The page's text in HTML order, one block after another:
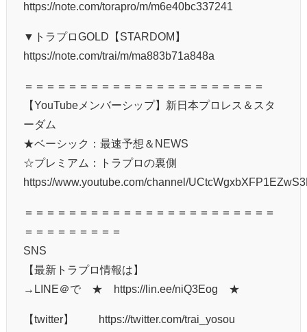
https://note.com/torapro/m/m6e40bc337241
▼トラプロGOLD【STARDOM】
https://note.com/trai/m/ma883b71a848a
＝＝＝＝＝＝＝＝＝＝＝＝＝＝＝＝＝＝＝＝＝＝
【YouTubeメンバーシップ】新日本プロレス＆スタ
ーダム
★ベーシック：最速予想＆NEWS
☆プレミアム：トラプロの裏側
https://www.youtube.com/channel/
＝＝＝＝＝＝＝＝＝＝＝＝＝＝＝＝＝＝＝＝＝＝＝
＝＝＝＝＝＝＝＝＝
SNS
【最新トラプロ情報は】
→LINE＠で ★ https://lin.ee/niQ3Eog ★
【twitter】 https://twitter.com/trai_yosou